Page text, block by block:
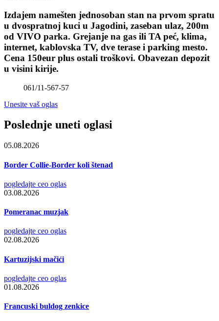
Izdajem namešten jednosoban stan na prvom spratu
u dvospratnoj kuci u Jagodini, zaseban ulaz, 200m
od VIVO parka. Grejanje na gas ili TA peć, klima,
internet, kablovska TV, dve terase i parking mesto.
Cena 150eur plus ostali troškovi. Obavezan depozit
u visini kirije.
061/11-567-57
Unesite vaš oglas
Poslednje uneti oglasi
05.08.2026
Border Collie-Border koli štenad
pogledajte ceo oglas
03.08.2026
Pomeranac muzjak
pogledajte ceo oglas
02.08.2026
Kartuzijski mačići
pogledajte ceo oglas
01.08.2026
Francuski buldog zenkice